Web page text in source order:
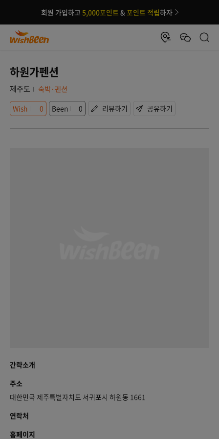
회원 가입하고 5,000포인트 &포인트 적립하자
하원가펜션
제주도
숙박·펜션
Wish
0 Been 0 리뷰하기 공유하기
간략소개
주소
대한민국 제주특별자치도 서귀포시 하원동 1661
연락처
홈페이지